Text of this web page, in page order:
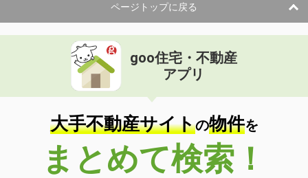
ページトップに戻る
goo住宅・不動産
アプリ
大手不動産サイトの物件を
まとめて検索！